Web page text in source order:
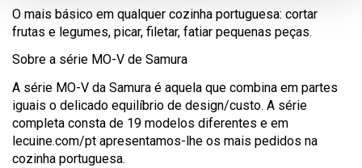
O mais básico em qualquer cozinha portuguesa: cortar
frutas e legumes, picar, filetar, fatiar pequenas peças.
Sobre a série MO-V de Samura
A série MO-V da Samura é aquela que combina em partes
iguais o delicado equilíbrio de design/custo. A série
completa consta de 19 modelos diferentes e em
lecuine.com/pt apresentamos-lhe os mais pedidos na
cozinha portuguesa.